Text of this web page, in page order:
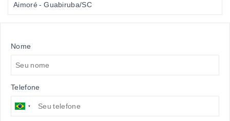
Aimoré - Guabiruba/SC
Nome
Telefone